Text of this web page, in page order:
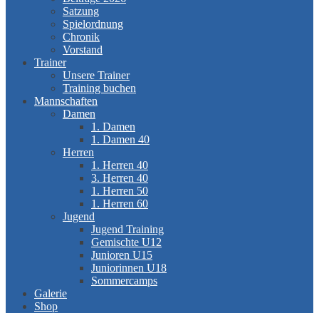
Satzung
Spielordnung
Chronik
Vorstand
Trainer
Unsere Trainer
Training buchen
Mannschaften
Damen
1. Damen
1. Damen 40
Herren
1. Herren 40
3. Herren 40
1. Herren 50
1. Herren 60
Jugend
Jugend Training
Gemischte U12
Junioren U15
Juniorinnen U18
Sommercamps
Galerie
Shop